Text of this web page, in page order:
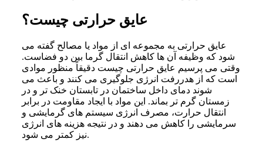
عایق حرارتی چیست؟
عایق حرارتی به مجموعه‌ ای از مواد یا مصالح گفته می‌
شود که وظیفه آن‌ ها کاهش انتقال گرما بین دو فضاست.
وقتی می‌ پرسیم عایق حرارتی چیست دقیقاً منظور موادی
است که از هدررفت انرژی جلوگیری می‌ کنند و باعث می‌
شوند دمای داخل ساختمان در تابستان خنک‌ تر و در
زمستان گرم‌ تر بماند. این مواد با ایجاد مقاومت در برابر
انتقال حرارت، مصرف انرژی سیستم‌ های گرمایشی و
سرمایشی را کاهش می‌ دهند و در نتیجه هزینه‌ های انرژی
نیز کمتر می‌ شود.